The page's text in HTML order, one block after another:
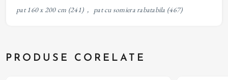
pat 160 x 200 cm (241) , pat cu somiera rabatabila (467)
PRODUSE CORELATE